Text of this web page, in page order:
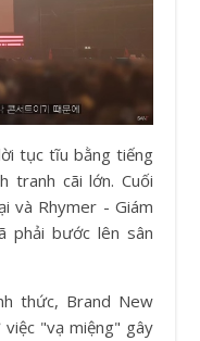
tục tĩu bằng tiếng
tranh cãi lớn. Cuối
và Rhymer - Giám
phải bước lên sân
thức, Brand New
"vạ miệng" gây